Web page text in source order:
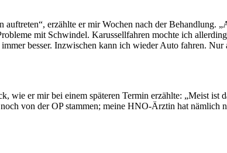
erzählte er mir Wochen nach der Behandlung.
mit Schwindel. Karussellfahren mochte ich
besser. Inzwischen kann ich wieder Auto fahren. Nur
wie er mir bei einem späteren Termin erzählte: „Meist ist
von der OP stammen; meine HNO-Ärztin hat nämlich